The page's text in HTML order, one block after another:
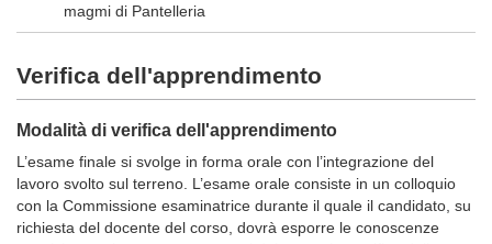
magmi di Pantelleria
Verifica dell'apprendimento
Modalità di verifica dell'apprendimento
L’esame finale si svolge in forma orale con l’integrazione del
lavoro svolto sul terreno. L’esame orale consiste in un colloquio
con la Commissione esaminatrice durante il quale il candidato, su
richiesta del docente del corso, dovrà esporre le conoscenze